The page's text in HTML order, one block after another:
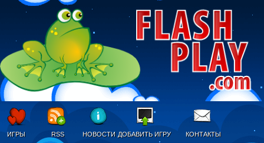
ИГРЫ RSS НОВОСТИ ДОБАВИТЬ ИГРУ КОНТАКТЫ